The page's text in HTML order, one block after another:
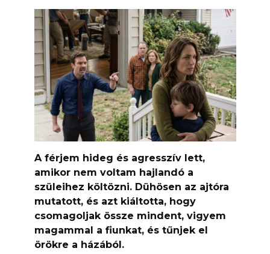
A férjem hideg és agresszív lett,
amikor nem voltam hajlandó a
szüleihez költözni. Dühösen az ajtóra
mutatott, és azt kiáltotta, hogy
csomagoljak össze mindent, vigyem
magammal a fiunkat, és tűnjek el
örökre a házából.